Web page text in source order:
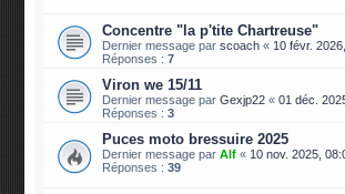
Concentre "la p'tite Chartreuse"
Dernier message parscoach « 10 févr.
Réponses :7
Viron we 15/11
Dernier message parGexjp22 «01 déc.
Réponses :3
Puces moto bressuire 2025
Dernier message parAlf « 10 nov. 2025,
Réponses :39